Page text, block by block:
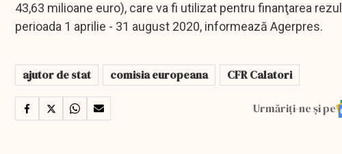
43,63 milioane euro), care va fi utilizat pentru finanţarea
perioada 1 aprilie - 31 august 2020, informează Agerpres.
ajutor de stat comisia europeana CFR Calatori
Urmăriți-ne și pe